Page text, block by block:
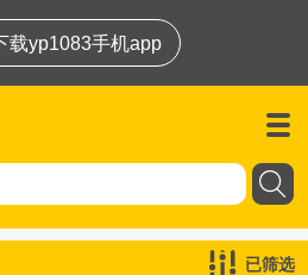
载yp1083手机app
已筛选